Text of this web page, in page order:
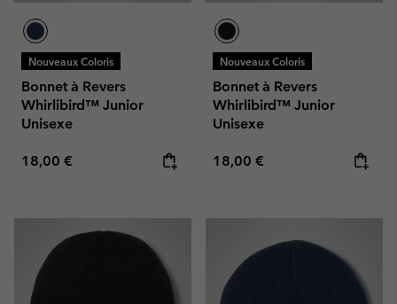
Nouveaux Coloris
Bonnet à Revers
Whirlibird™ Junior
Unisexe
Regular price:
18,00 €
Nouveaux Coloris
Bonnet à Revers
Whirlibird™ Junior
Unisexe
Regular price:
18,00 €